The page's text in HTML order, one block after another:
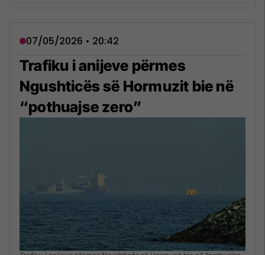
07/05/2026 • 20:42
Trafiku i anijeve përmes
Ngushticës së Hormuzit bie në
“pothuajse zero”